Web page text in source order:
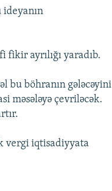
ayrılığı yaradıb.
bu böhranın gələcəyini
məsələyə çevriləcək.
vergi iqtisadiyyata